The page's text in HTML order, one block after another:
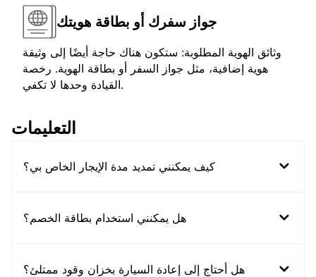
جواز سفرك أو بطاقة هويتك
وثائق الهوية المطلوبة: ستكون هناك حاجة أيضًا إلى وثيقة
هوية إضافية، مثل جواز السفر أو بطاقة الهوية. رخصة
القيادة وحدها لا تكفي.
التعليمات
كيف يمكنني تمديد مدة الإيجار الخاص بي؟
هل يمكنني استخدام بطاقة الخصم؟
هل أحتاج إلى إعادة السيارة بخزان وقود ممتلئ؟